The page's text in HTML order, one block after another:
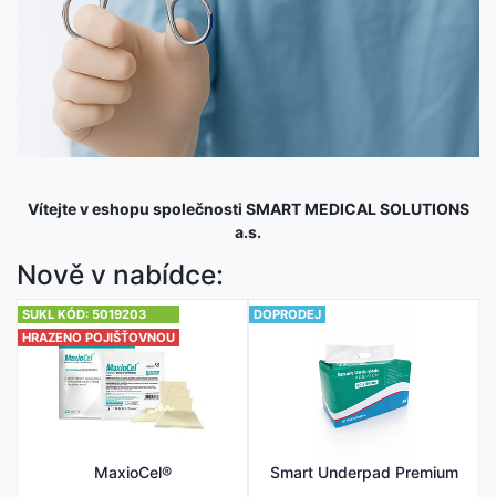
Vítejte v eshopu společnosti SMART MEDICAL SOLUTIONS
a.s.
Nově v nabídce:
SUKL KÓD: 5019203
HRAZENO POJIŠŤOVNOU
MaxioCel®
DOPRODEJ
Smart Underpad Premium